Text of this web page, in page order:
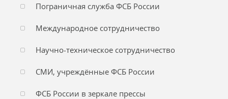
Пограничная служба ФСБ России
Международное сотрудничество
Научно-техническое сотрудничество
СМИ, учреждённые ФСБ России
ФСБ России в зеркале прессы